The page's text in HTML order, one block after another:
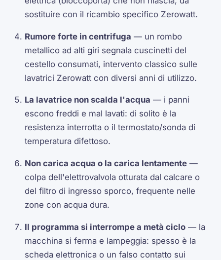
sostituire con il ricambio specifico Zerowatt.
Rumore forte in centrifuga — un rombo
metallico ad alti giri segnala cuscinetti del
cestello consumati, intervento classico sulle
lavatrici Zerowatt con diversi anni di utilizzo.
La lavatrice non scalda l'acqua — i panni
escono freddi e mal lavati: di solito è la
resistenza interrotta o il termostato/sonda di
temperatura difettoso.
Non carica acqua o la carica lentamente —
colpa dell'elettrovalvola otturata dal calcare o
del filtro di ingresso sporco, frequente nelle
zone con acqua dura.
Il programma si interrompe a metà ciclo — la
macchina si ferma e lampeggia: spesso è la
scheda elettronica o un falso contatto sui